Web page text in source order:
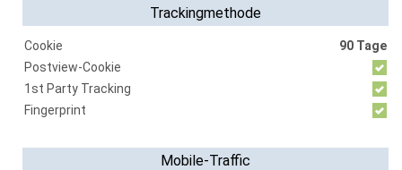
Trackingmethode
Cookie
90 Tage
Postview-Cookie
1st Party Tracking
Fingerprint
Mobile-Traffic